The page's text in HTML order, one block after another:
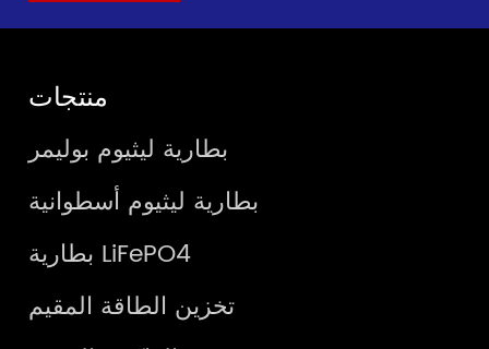
منتجات
بطارية ليثيوم بوليمر
بطارية ليثيوم أسطوانية
بطارية LiFePO4
تخزين الطاقة المقيم